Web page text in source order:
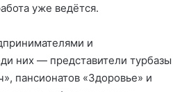
уже ведётся.
и
них — представители турбазы
пансионатов «Здоровье» и